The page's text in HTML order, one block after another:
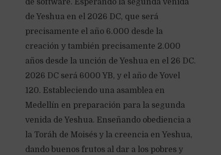
de software. Esperando la segunda venida
de Yeshua en el 2026 DC, que será
precisamente el año 6.000 desde la
creación y también precisamente 2.000
años desde la unción de Yeshua en el 26 DC.
2026 DC será 6000 YB, y el año de Yovel
120. Estableciendo una asamblea en
Medellín en preparación para la segunda
venida de Yeshua. Enseñando obediencia a
la Toráh de Moisés y la creencia en Yeshua,
dando buenos frutos al dar a los pobres y